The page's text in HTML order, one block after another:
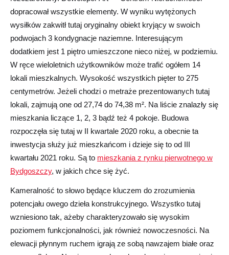
dopracował wszystkie elementy. W wyniku wytężonych
wysiłków zakwitł tutaj oryginalny obiekt kryjący w swoich
podwojach 3 kondygnacje naziemne. Interesującym
dodatkiem jest 1 piętro umieszczone nieco niżej, w podziemiu.
W ręce wieloletnich użytkowników może trafić ogółem 14
lokali mieszkalnych. Wysokość wszystkich pięter to 275
centymetrów. Jeżeli chodzi o metraże prezentowanych tutaj
lokali, zajmują one od 27,74 do 74,38 m². Na liście znalazły się
mieszkania liczące 1, 2, 3 bądź też 4 pokoje. Budowa
rozpoczęła się tutaj w II kwartale 2020 roku, a obecnie ta
inwestycja służy już mieszkańcom i dzieje się to od III
kwartału 2021 roku. Są to mieszkania z rynku pierwotnego w
Bydgoszczy, w jakich chce się żyć.
Kameralność to słowo będące kluczem do zrozumienia
potencjału owego dzieła konstrukcyjnego. Wszystko tutaj
wzniesiono tak, ażeby charakteryzowało się wysokim
poziomem funkcjonalności, jak również nowoczesności. Na
elewacji płynnym ruchem igrają ze sobą nawzajem białe oraz